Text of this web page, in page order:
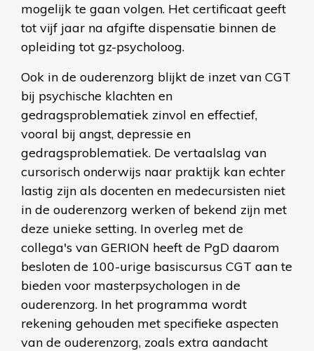
mogelijk te gaan volgen. Het certificaat geeft
tot vijf jaar na afgifte dispensatie binnen de
opleiding tot gz-psycholoog.
Ook in de ouderenzorg blijkt de inzet van CGT
bij psychische klachten en
gedragsproblematiek zinvol en effectief,
vooral bij angst, depressie en
gedragsproblematiek. De vertaalslag van
cursorisch onderwijs naar praktijk kan echter
lastig zijn als docenten en medecursisten niet
in de ouderenzorg werken of bekend zijn met
deze unieke setting. In overleg met de
collega's van GERION heeft de PgD daarom
besloten de 100-urige basiscursus CGT aan te
bieden voor masterpsychologen in de
ouderenzorg. In het programma wordt
rekening gehouden met specifieke aspecten
van de ouderenzorg, zoals extra aandacht